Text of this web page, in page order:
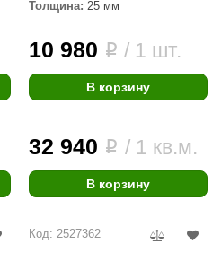
Толщина: 25 мм
10 980 i / 1 шт.
В корзину
32 940 i / 1 кв.м.
В корзину
Код: 2527362